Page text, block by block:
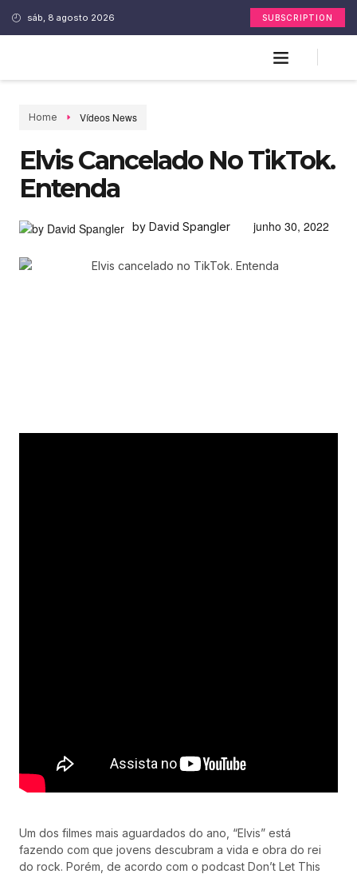
sáb, 8 agosto 2026 SUBSCRIPTION
Home Vídeos News
Elvis Cancelado No TikTok.
Entenda
by David Spangler junho 30, 2022
Um dos filmes mais aguardados do ano, “Elvis” está
fazendo com que jovens descubram a vida e obra do rei
do rock. Porém, de acordo com o podcast Don’t Let This